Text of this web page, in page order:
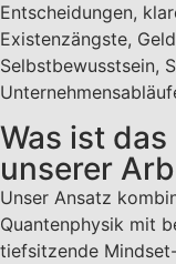
Entscheidungen,
Existenzängste,
Selbstbewusstsein,
Was ist
unserer
Unser Ansatz
Quantenphysik mit
tiefsitzende